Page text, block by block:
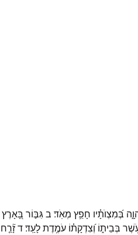
בְּ֝מִצְוֺתָ֗יו חָפֵ֥ץ מְאֹֽד׃ בגִּבּ֣וֹר בָּ֭אָרֶץ
בְּבֵית֑וֹ וְ֝צִדְקָת֗וֹ עֹמֶ֥דֶתלָעַֽד׃דזָ֘רַ֤ח